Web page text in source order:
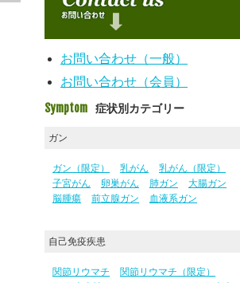
お問い合わせ（一般）
お問い合わせ（会員）
Symptom 症状別カテゴリー
ガン
ガン（限定） 乳がん
乳がん（限定）
子宮がん
卵巣がん 肺ガン
大腸ガン
脳腫瘍
前立腺ガン 血液系ガン
自己免疫疾患
関節リウマチ
関節リウマチ（限定）